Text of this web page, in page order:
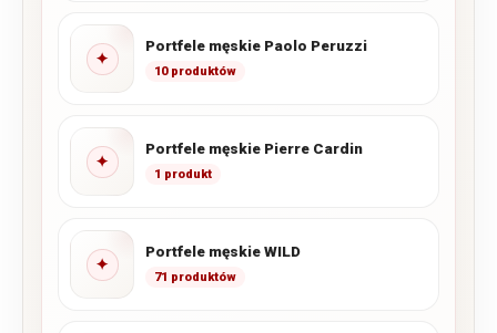
✦
Portfele męskie Paolo Peruzzi
10 produktów
✦
Portfele męskie Pierre Cardin
1 produkt
✦
Portfele męskie WILD
71 produktów